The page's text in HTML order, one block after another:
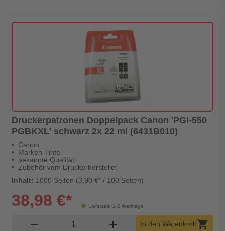
Druckerpatronen Doppelpack Canon 'PGI-550
PGBKXL' schwarz 2x 22 ml (6431B010)
Canon
Marken-Tinte
bekannte Qualität
Zubehör vom Druckerhersteller
Inhalt: 1000 Seiten (3,90 €* / 100 Seiten)
Lieferzeit: 1-2 Werktage
38,98 €*
remove Produkt Warenkorb Menge
add In den Warenkorbshopping_cart